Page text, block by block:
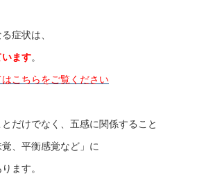
症状は、
います。
こちらをご覧ください
とだけでなく、五感に関係すること
覚、平衡感覚など」に
ます。